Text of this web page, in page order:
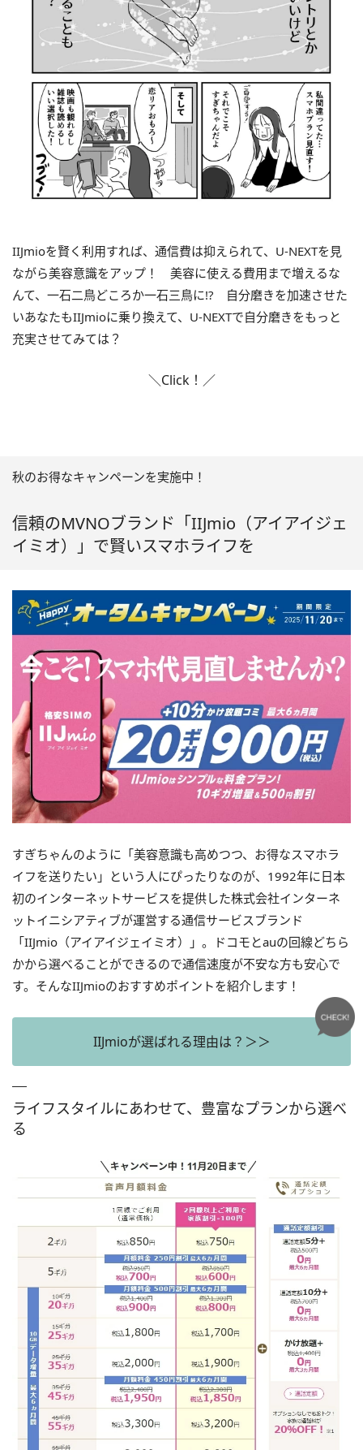
IIJmioを賢く利用すれば、通信費は抑えられて、U-NEXTを見
ながら美容意識をアップ！ 美容に使える費用まで増えるな
んて、一石二鳥どころか一石三鳥に!? 自分磨きを加速させた
いあなたもIIJmioに乗り換えて、U-NEXTで自分磨きをもっと
充実させてみては？
＼Click！／
秋のお得なキャンペーンを実施中！
信頼のMVNOブランド「IIJmio（アイアイジェ
イミオ）」で賢いスマホライフを
すぎちゃんのように「美容意識も高めつつ、お得なスマホラ
イフを送りたい」という人にぴったりなのが、1992年に日本
初のインターネットサービスを提供した株式会社インターネ
ットイニシアティブが運営する通信サービスブランド
「IIJmio（アイアイジェイミオ）」。ドコモとauの回線どちら
かから選べることができるので通信速度が不安な方も安心で
す。そんなIIJmioのおすすめポイントを紹介します！
IIJmioが選ばれる理由は？＞＞
ライフスタイルにあわせて、豊富なプランから選べ
る